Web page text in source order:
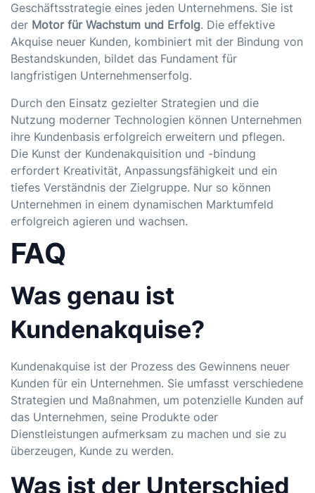
Geschäftsstrategie eines jeden Unternehmens. Sie ist
der Motor für Wachstum und Erfolg. Die effektive
Akquise neuer Kunden, kombiniert mit der Bindung von
Bestandskunden, bildet das Fundament für
langfristigen Unternehmenserfolg.
Durch den Einsatz gezielter Strategien und die
Nutzung moderner Technologien können Unternehmen
ihre Kundenbasis erfolgreich erweitern und pflegen.
Die Kunst der Kundenakquisition und -bindung
erfordert Kreativität, Anpassungsfähigkeit und ein
tiefes Verständnis der Zielgruppe. Nur so können
Unternehmen in einem dynamischen Marktumfeld
erfolgreich agieren und wachsen.
FAQ
Was genau ist
Kundenakquise?
Kundenakquise ist der Prozess des Gewinnens neuer
Kunden für ein Unternehmen. Sie umfasst verschiedene
Strategien und Maßnahmen, um potenzielle Kunden auf
das Unternehmen, seine Produkte oder
Dienstleistungen aufmerksam zu machen und sie zu
überzeugen, Kunde zu werden.
Was ist der Unterschied